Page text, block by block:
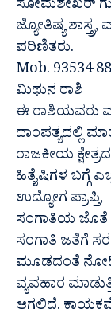
ಸೋಮಶೇಖರ್
ಜ್ಯೋತಿಷ್ಯ ಶಾಸ್ತ್ರ,
ಪರಿಣಿತರು.
Mob. 93534
ಮಿಥುನ ರಾಶಿ
ಈ ರಾಶಿಯವರು
ದಾಂಪತ್ಯದಲ್ಲಿ
ರಾಜಕೀಯ
ಹಿತೈಷಿಗಳ ಬಗ್ಗೆ
ಉದ್ಯೋಗ ಪ್ರಾಪ್ತಿ,
ಸಂಗಾತಿಯ ಜೊತೆ
ಸಂಗಾತಿ ಜತೆಗೆ
ಮೂಡದಂತೆ
ವ್ಯವಹಾರ
ಆಗಲಿದೆ.